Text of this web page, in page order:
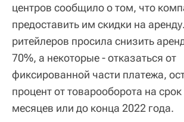
центров сообщило о том, что
предоставить им скидки на
ритейлеров просила снизить
70%, а некоторые - отказаться от
фиксированной части платежа,
процент от товарооборота на срок
месяцев или до конца 2022 года.